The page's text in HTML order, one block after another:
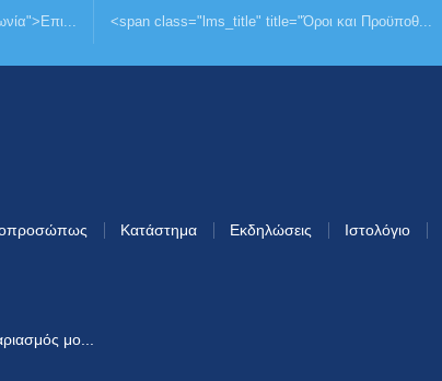
<span class="lms_title" title="Όροι και Προϋποθ...
Κατάστημα Εκδηλώσεις Ιστολόγιο
μο...